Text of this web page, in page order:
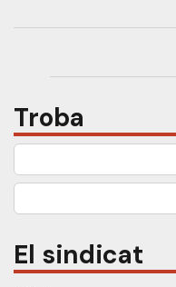
Troba
Cerca:
El sindicat